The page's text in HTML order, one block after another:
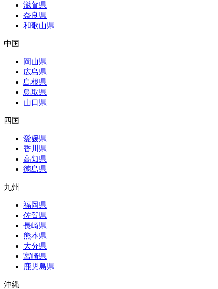
滋賀県
奈良県
和歌山県
中国
岡山県
広島県
島根県
鳥取県
山口県
四国
愛媛県
香川県
高知県
徳島県
九州
福岡県
佐賀県
長崎県
熊本県
大分県
宮崎県
鹿児島県
沖縄